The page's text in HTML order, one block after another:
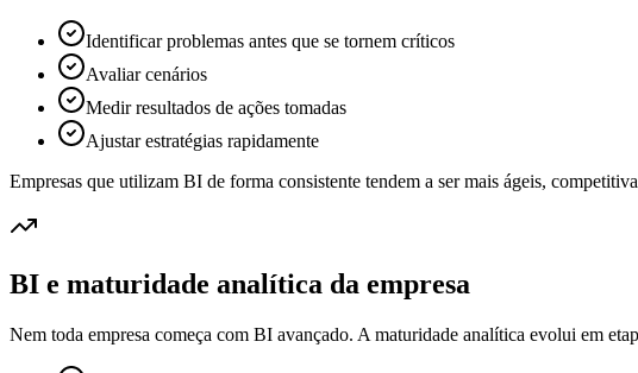
Identificar problemas antes que se tornem críticos
Avaliar cenários
Medir resultados de ações tomadas
Ajustar estratégias rapidamente
Empresas que utilizam BI de forma consistente tendem a ser mais ágeis,
BI e maturidade analítica da empresa
Nem toda empresa começa com BI avançado. A maturidade analítica evolui em